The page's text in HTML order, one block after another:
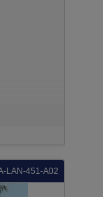
LAN-451-A02